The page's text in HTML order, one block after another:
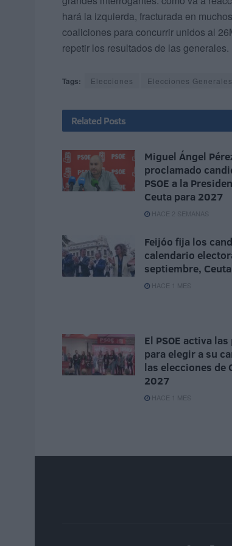
hará la izquierda, fracturada en
coaliciones para concurrir unidos al
repetir los resultados de las generales.
Tags: Elecciones Elecciones
Related Posts
Miguel Ángel
proclamado
PSOE a la
Ceuta para 2027
HACE 2 SEMANAS
Feijóo fija los
calendario
septiembre, Ceuta
HACE 1 MES
El PSOE activa
para elegir a su
las elecciones de
2027
HACE 1 MES